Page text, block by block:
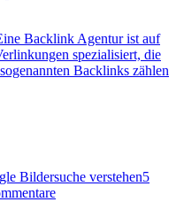
Backlink Agentur ist auf
spezialisiert, die
Backlinks zählen
5